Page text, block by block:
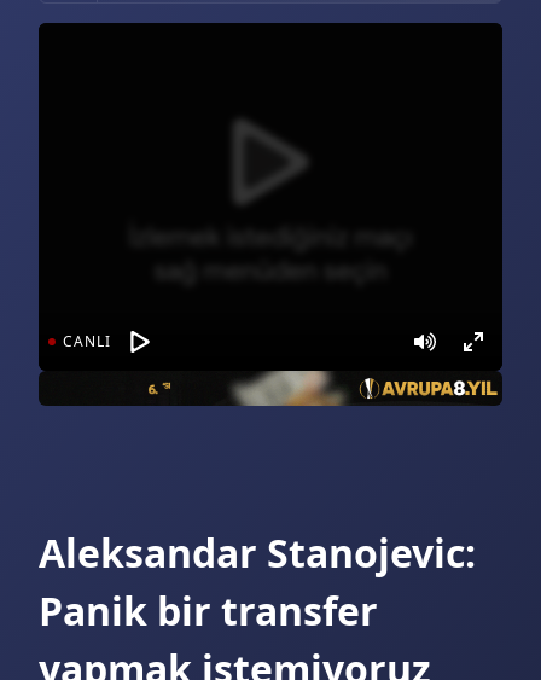
CANLI
Iğdırspor - Karagümrük (beIN Sports Max 1)
Yarın, 21:30
Canlı, (22:00)
Sochaux - St. Etienne (beIN Sports 5)
Aleksandar Stanojevic:
Panik bir transfer
yapmak istemiyoruz